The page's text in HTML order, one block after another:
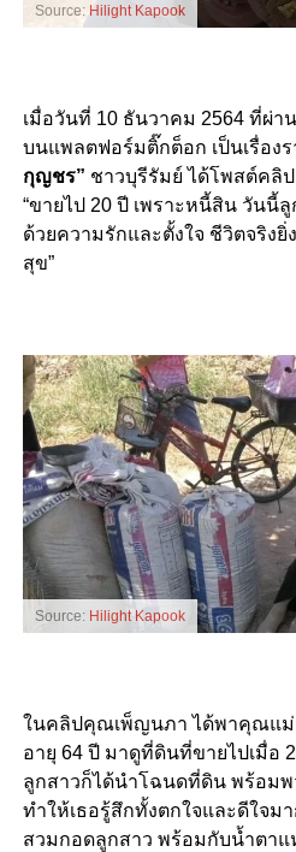
Source: Hilight Kapook
เมื่อวันที่ 10 ธันวาคม 2564 ที่ผ่า
บนแพลตฟอร์มติ๊กต็อก เป็นเรื่องร
กุญชร” ชาวบุรีรัมย์ ได้โพสต์คลิ
“ขายไป 20 ปี เพราะหนี้สิน วันนี้
ด้วยความรักและตั้งใจ ชีวิตจริง
สุข”
Source: Hilight Kapook
ในคลิปคุณเพ็ญนภา ได้พาคุณแม่
อายุ 64 ปี มาดูที่ดินที่ขายไปเมื่อ
ลูกสาวก็ได้นำโฉนดที่ดิน พร้อมพ
ทำให้เธอรู้สึกทั้งตกใจและดีใจม
สวมกอดลูกสาว พร้อมกับน้ำตา